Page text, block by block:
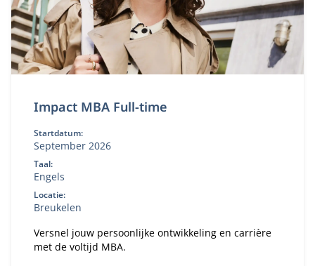
Impact MBA Full-time
Startdatum:
September 2026
Taal:
Engels
Locatie:
Breukelen
Versnel jouw persoonlijke ontwikkeling en carrière
met de voltijd MBA.